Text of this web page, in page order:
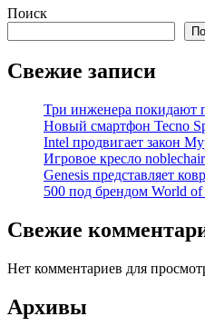
Поиск
Свежие записи
Три инженера покидают
Новый смартфон Tecno
Intel продвигает закон
Игровое кресло
Genesis представляет
500 под брендом World of
Свежие
Нет комментариев для
Архивы